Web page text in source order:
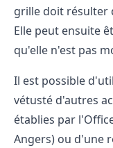
grille doit résulter
Elle peut ensuite
qu'elle n'est pas
Il est possible
vétusté d'autres
établies par
Angers) ou d'une